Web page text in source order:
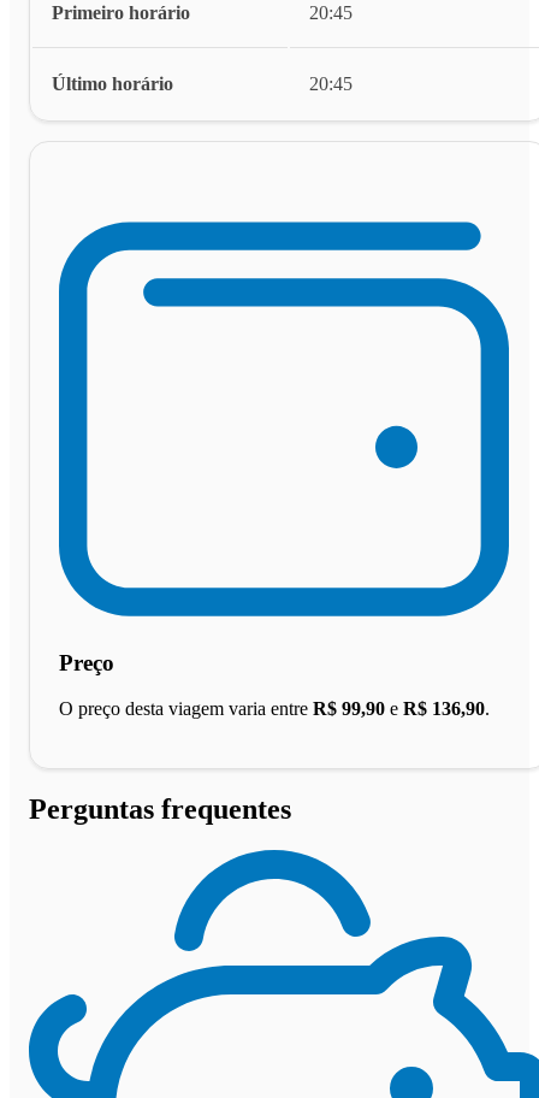
Primeiro horário 20:45
Último horário 20:45
Preço
O preço desta viagem varia entre R$ 99,90 e R$ 136,90.
Perguntas frequentes